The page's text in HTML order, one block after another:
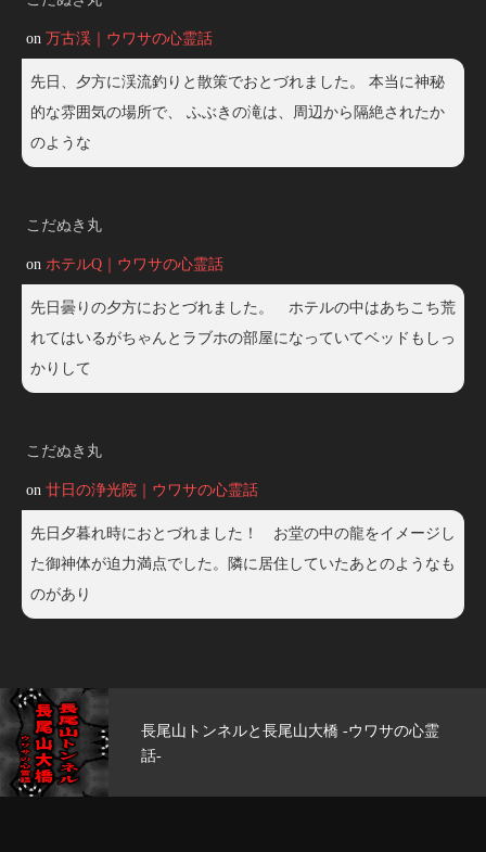
on 万古渓｜ウワサの心霊話
先日、夕方に渓流釣りと散策でおとづれました。 本当に神秘
的な雰囲気の場所で、 ふぶきの滝は、周辺から隔絶されたか
のような
こだぬき丸
on ホテルQ｜ウワサの心霊話
先日曇りの夕方におとづれました。 ホテルの中はあちこち荒
れてはいるがちゃんとラブホの部屋になっていてベッドもしっ
かりして
こだぬき丸
on 廿日の浄光院｜ウワサの心霊話
先日夕暮れ時におとづれました！ お堂の中の龍をイメージし
た御神体が迫力満点でした。隣に居住していたあとのようなも
のがあり
霊
玄武洞公園 -ウワサの心霊話-